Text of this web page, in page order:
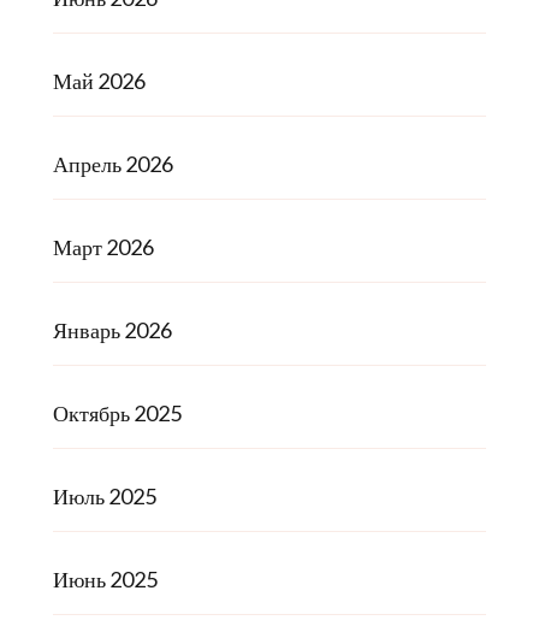
Май 2026
Апрель 2026
Март 2026
Январь 2026
Октябрь 2025
Июль 2025
Июнь 2025